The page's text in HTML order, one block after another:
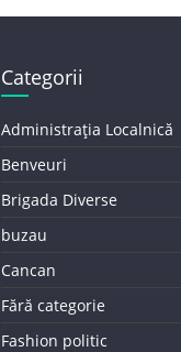
Categorii
Administrația Localnică
Benveuri
Brigada Diverse
buzau
Cancan
Fără categorie
Fashion politic